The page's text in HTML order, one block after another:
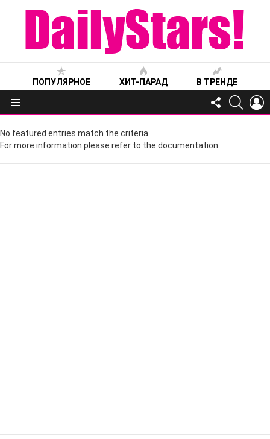
ПОПУЛЯРНОЕ ХИТ-ПАРАД В ТРЕНДЕ
Меню
FOLLOW
US
No featured entries match the criteria.
For more information please refer to the documentation.